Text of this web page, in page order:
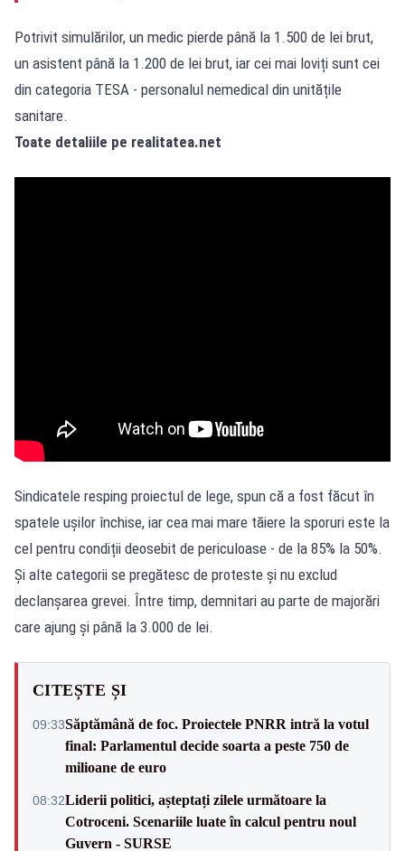
Potrivit simulărilor, un medic pierde până la 1.500 de lei brut,
un asistent până la 1.200 de lei brut, iar cei mai loviți sunt cei
din categoria TESA - personalul nemedical din unitățile
sanitare.
Toate detaliile pe realitatea.net
Sindicatele resping proiectul de lege, spun că a fost făcut în
spatele ușilor închise, iar cea mai mare tăiere la sporuri este la
cel pentru condiții deosebit de periculoase - de la 85% la 50%.
Și alte categorii se pregătesc de proteste și nu exclud
declanșarea grevei. Între timp, demnitari au parte de majorări
care ajung și până la 3.000 de lei.
CITEȘTE ȘI
09:33Săptămână de foc. Proiectele PNRR intră la votul
final: Parlamentul decide soarta a peste 750 de
milioane de euro
08:32Liderii politici, așteptați zilele următoare la
Cotroceni. Scenariile luate în calcul pentru noul
Guvern - SURSE